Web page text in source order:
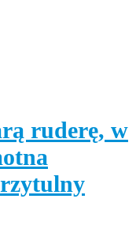
ruderę, w